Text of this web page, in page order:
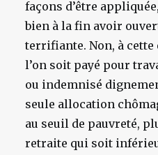
façons d’être
bien à la fin avoir
terrifiante. Non, à cette
l’on soit payé pour
ou indemnisé
seule allocation
au seuil de pauvreté,
retraite qui soit